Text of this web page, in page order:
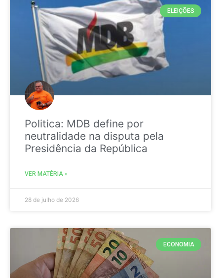
ELEIÇÕES
Politica: MDB define por
neutralidade na disputa pela
Presidência da República
VER MATÉRIA »
28 de julho de 2026
ECONOMIA